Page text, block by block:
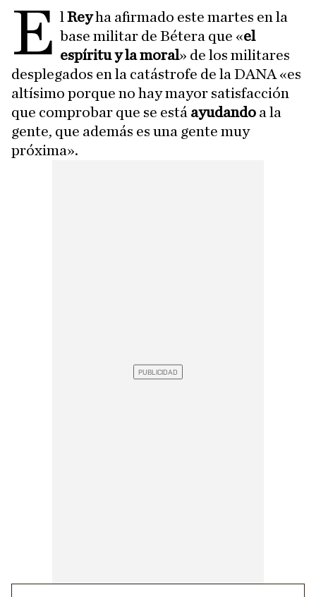
E lReyha afirmado este martes en la
base militar de Bétera que «el
espíritu y la moral» de los militares
desplegados en la catástrofe de la DANA «es
altísimo porque no hay mayor satisfacción
que comprobar que se está ayudando a la
gente, que además es una gente muy
próxima».